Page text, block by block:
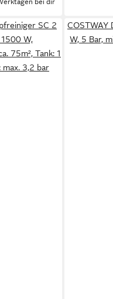
bei dir
SC 2
1500 W,
75m², Tank: 1
max. 3,2 bar
COSTWAY
W, 5 Bar,